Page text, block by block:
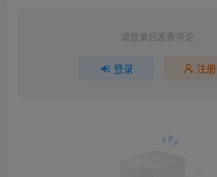
请登录后发表评论
登录 注册